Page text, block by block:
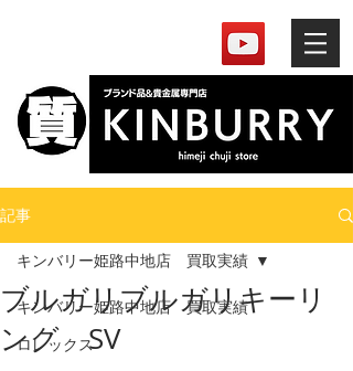
記事
キンバリー姫路中地店 買取実績
ロレックス
キンバリー姫路中地店 買取実績
ブルガリブルガリキーリ
ング SV